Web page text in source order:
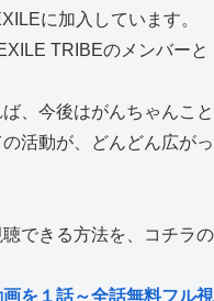
に加入しています。
TRIBEのメンバーと
、今後はがんちゃんこと
活動が、どんどん広がっ
できる方法を、コチラの
を１話～全話無料フル視